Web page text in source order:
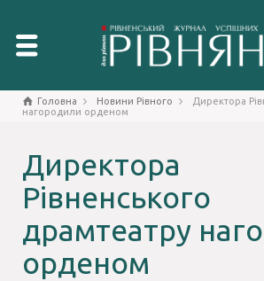
Головна Новини Рівного
Директора
нагородили орденом
Директора
Рівненського
драмтеатру
орденом